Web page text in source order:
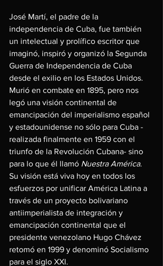
José Martí, el padre de la
independencia de Cuba, fue también
un intelectual y prolífico escritor que
imaginó, inspiró y organizó la Segunda
Guerra de Independencia de Cuba
desde el exilio en los Estados Unidos.
Murió en combate en 1895, pero nos
legó una visión continental de
emancipación del imperialismo español
y estadounidense no sólo para Cuba -
realizada finalmente en 1959 con el
triunfo de la Revolución Cubana- sino
para lo que él llamó Nuestra América.
Su visión está viva hoy en todos los
esfuerzos por unificar América Latina a
través de un proyecto bolivariano
antiimperialista de integración y
emancipación continental que el
presidente venezolano Hugo Chávez
retomó en 1999 y denominó Socialismo
para el siglo XXI.